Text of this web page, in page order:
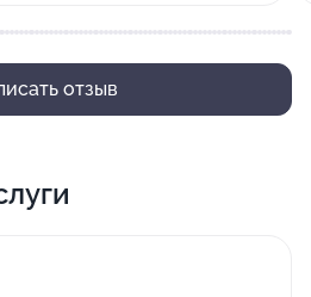
отзыв